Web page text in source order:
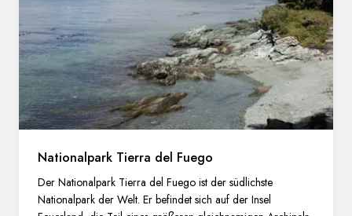
Nationalpark Tierra del Fuego
Der Nationalpark Tierra del Fuego ist der südlichste
Nationalpark der Welt. Er befindet sich auf der Insel